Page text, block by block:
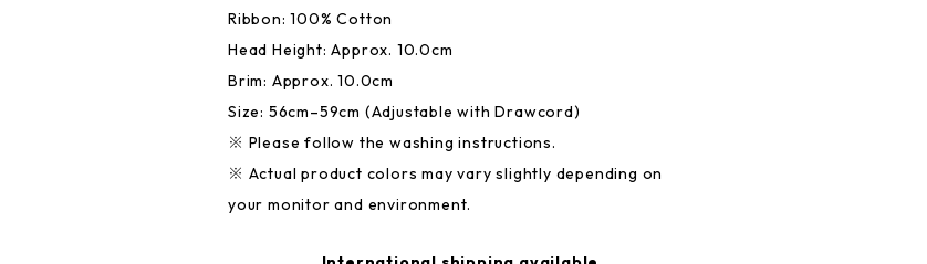
Ribbon: 100% Cotton
Head Height: Approx. 10.0cm
Brim: Approx. 10.0cm
Size: 56cm–59cm (Adjustable with Drawcord)
※ Please follow the washing instructions.
※ Actual product colors may vary slightly depending on
your monitor and environment.